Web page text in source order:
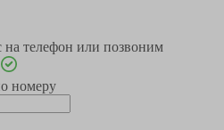
телефон или позвоним
номеру